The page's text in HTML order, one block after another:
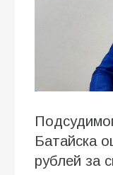
Батайска
рублей за